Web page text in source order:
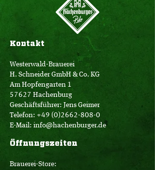
Kontakt
Westerwald-Brauerei
H. Schneider GmbH & Co. KG
Am Hopfengarten 1
57627 Hachenburg
Geschäftsführer: Jens Geimer
Telefon: +49 (0)2662-808-0
E-Mail: info@hachenburger.de
Öffnungszeiten
Brauerei-Store: